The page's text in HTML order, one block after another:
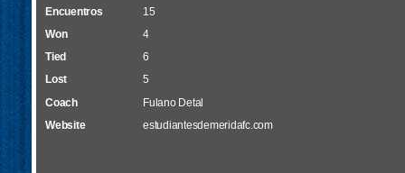
Encuentros
15
Won
4
Tied
6
Lost
5
Coach
Fulano Detal
Website
estudiantesdemeridafc.com